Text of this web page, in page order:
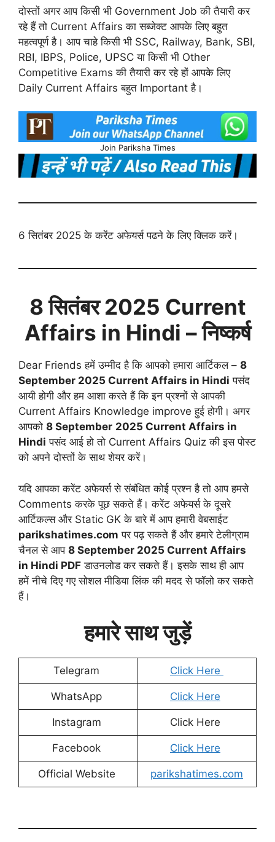
दोस्तों अगर आप किसी भी Government Job की तैयारी कर
रहे हैं तो Current Affairs का सब्जेक्ट आपके लिए बहुत
महत्वपूर्ण है। आप चाहे किसी भी SSC, Railway, Bank, SBI,
RBI, IBPS, Police, UPSC या किसी भी Other
Competitive Exams की तैयारी कर रहे हों आपके लिए
Daily Current Affairs बहुत Important है।
Join Pariksha Times
6 सितंबर 2025 के करेंट अफेयर्स पढने के लिए क्लिक करें।
8 सितंबर2025 Current
Affairs in Hindi – निष्कर्ष
Dear Friends हमें उम्मीद है कि आपको हमारा आर्टिकल – 8
September 2025 Current Affairs in Hindi पसंद
आयी होगी और हम आशा करते हैं कि इन प्रश्नों से आपकी
Current Affairs Knowledge improve हुई होगी। अगर
आपको 8 September 2025 Current Affairs in
Hindi पसंद आई हो तो Current Affairs Quiz की इस पोस्ट
को अपने दोस्तों के साथ शेयर करें।
यदि आपका करेंट अफेयर्स से संबंधित कोई प्रश्न है तो आप हमसे
Comments करके पूछ सकते हैं। करेंट अफेयर्स के दूसरे
आर्टिकल्स और Static GK के बारे में आप हमारी वेबसाईट
parikshatimes.com पर पढ़ सकते हैं और हमारे टेलीग्राम
चैनल से आप 8 September 2025 Current Affairs
in Hindi PDF डाउनलोड कर सकते हैं। इसके साथ ही आप
हमें नीचे दिए गए सोशल मीडिया लिंक की मदद से फॉलो कर सकते
हैं।
हमारे साथ जुड़ें
Telegram Click Here
WhatsApp Click Here
Instagram Click Here
Facebook Click Here
Official Website parikshatimes.com